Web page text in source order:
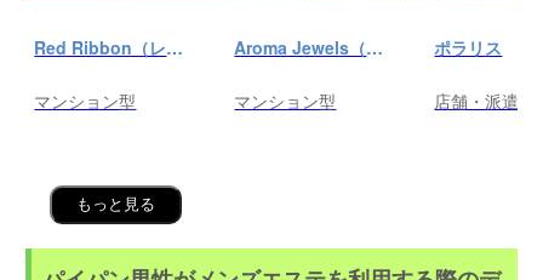
Red Ribbon（レッドリボン）前橋
マンション型
Aroma Jewels（アロマ ジュエルズ）秋葉原ルーム
マンション型
ポラリス
店舗・派遣
もっと見る